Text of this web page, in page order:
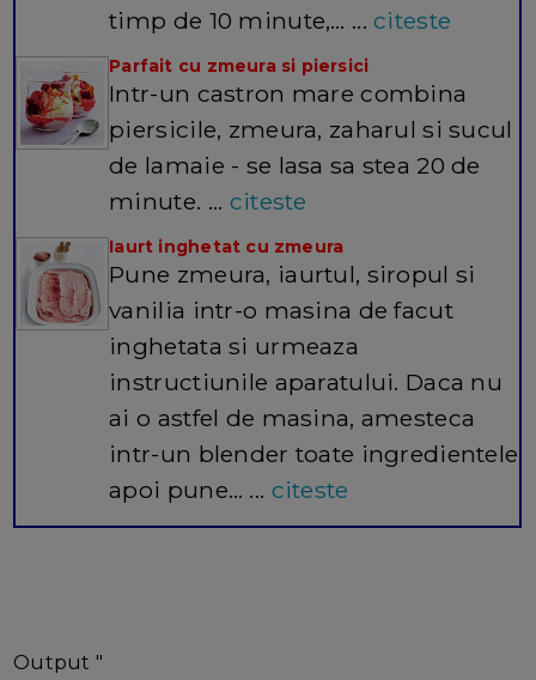
timp de 10 minute,… ...citeste
Parfait cu zmeura si piersici
Intr-un castron mare combina
piersicile, zmeura, zaharul si sucul
de lamaie - se lasa sa stea 20 de
minute. ... citeste
Iaurt inghetat cu zmeura
Pune zmeura, iaurtul, siropul si
vanilia intr-o masina de facut
inghetata si urmeaza
instructiunile aparatului. Daca nu
ai o astfel de masina, amesteca
intr-un blender toate ingredientele
apoi pune… ... citeste
Output "